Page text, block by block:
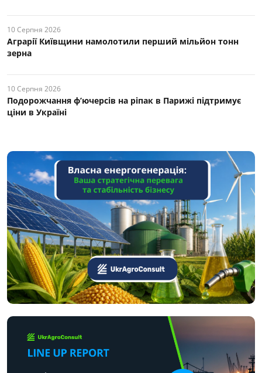
10 Серпня 2026
Аграрії Київщини намолотили перший мільйон тонн
зерна
10 Серпня 2026
Подорожчання ф’ючерсів на ріпак в Парижі підтримує
ціни в Україні